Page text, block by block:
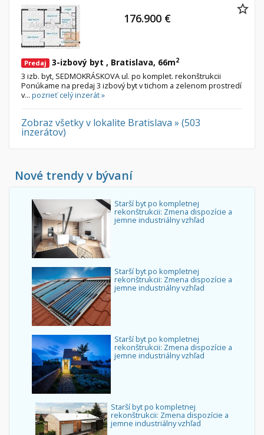
Hľadaj
Uložiť vyhľadávanie
Zatvoriť vyhľadávanie
Predaj 3-izbový byt , Bratislava, 66m2
3 izb. byt, SEDMOKRÁSKOVA ul. po komplet. rekonštrukcii
Ponúkame na predaj 3 izbový byt v tichom a zelenom prostredí
v... pozrieť celý inzerát »
176.900 €
Zobraz všetky v lokalite Bratislava » (503
inzerátov)
Nové trendy v bývaní
Starší byt po kompletnej
rekonštrukcii: Zmena dispozície a
jemne industriálny vzhľad
Starší byt po kompletnej
rekonštrukcii: Zmena dispozície a
jemne industriálny vzhľad
Starší byt po kompletnej
rekonštrukcii: Zmena dispozície a
jemne industriálny vzhľad
Starší byt po kompletnej
rekonštrukcii: Zmena dispozície a
jemne industriálny vzhľad